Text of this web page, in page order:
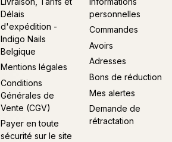
Délais
d'expédition -
Indigo Nails
Belgique
Mentions légales
Conditions
Générales de
Vente (CGV)
Payer en toute
sécurité sur le site
personnelles
Commandes
Avoirs
Adresses
Bons de réduction
Mes alertes
Demande de
rétractation